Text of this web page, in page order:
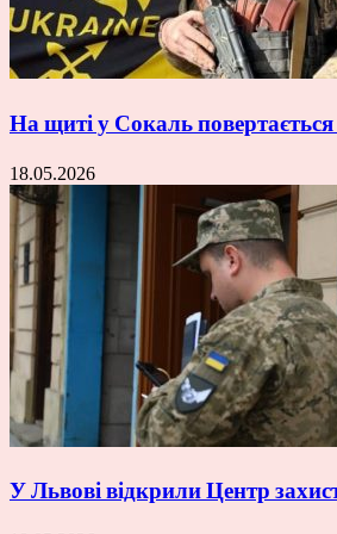
На щиті у Сокаль
18.05.2026
У Львові відкрили Центр